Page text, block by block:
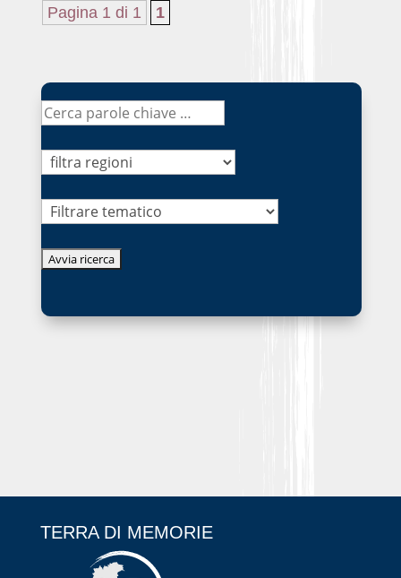
Pagina 1 di 1 1
Tematico
TERRA DI MEMORIE